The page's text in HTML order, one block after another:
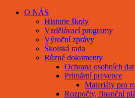
O NÁS
Historie školy
Vzdělávací programy
Výroční zprávy
Školská rada
Různé dokumenty
Ochrana osobních
Primární prevence
Materiály pro
Rozpočty, finanční